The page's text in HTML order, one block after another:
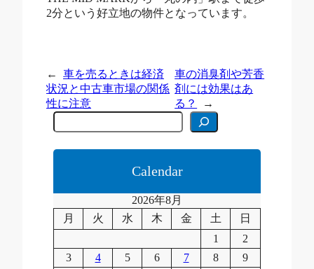
2分という好立地の物件となっています。
←
車を売るときは経済
状況と中古車市場の関係
性に注意
車の消臭剤や芳香
剤には効果はあ
る？
→
C
e
c
Calendar
2026年8月
月
火 水 木 金 土
日
1
2
3
4 5 6 7 8
9